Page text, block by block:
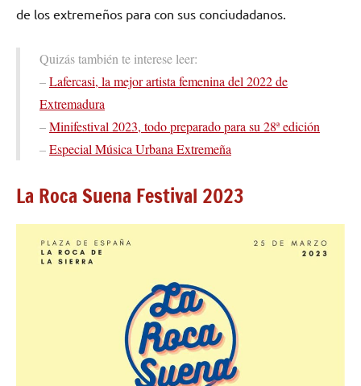
de los extremeños para con sus conciudadanos.
Quizás también te interese leer:
–Lafercasi, la mejor artista femenina del 2022 de
Extremadura
–Minifestival 2023, todo preparado para su 28ª edición
–Especial Música Urbana Extremeña
La Roca Suena Festival 2023